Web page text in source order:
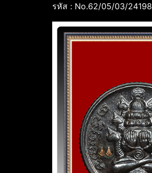
รหัส : No.62/05/03/24198